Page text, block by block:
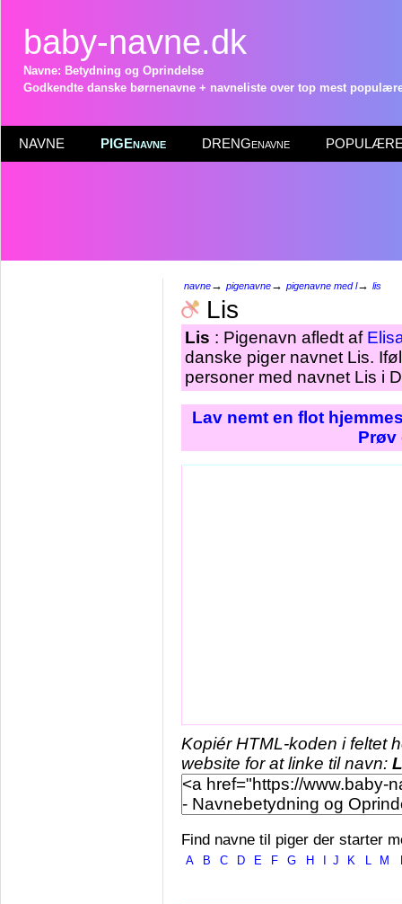
baby-navne.dk
Navne: Betydning og Oprindelse
Godkendte danske børnenavne + navneliste over top mest
NAVNE PIGEnavne DRENGenavne POPULÆRE
navne→ pigenavne→ pigenavne med l→ lis
Lis
Lis : Pigenavn afledt af
danske piger navnet Lis.
personer med navnet Lis i
Lav nemt en flot
Prøv
Kopiér HTML-koden i feltet
website for at linke til navn:
Find navne til piger der starter
A B C D E F G H J K L M